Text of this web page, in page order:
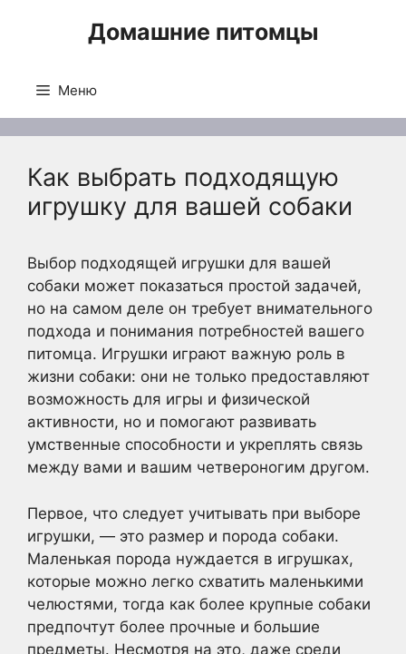
Домашние питомцы
Меню
Как выбрать подходящую
игрушку для вашей собаки
Выбор подходящей игрушки для вашей
собаки может показаться простой задачей,
но на самом деле он требует внимательного
подхода и понимания потребностей вашего
питомца. Игрушки играют важную роль в
жизни собаки: они не только предоставляют
возможность для игры и физической
активности, но и помогают развивать
умственные способности и укреплять связь
между вами и вашим четвероногим другом.
Первое, что следует учитывать при выборе
игрушки, — это размер и порода собаки.
Маленькая порода нуждается в игрушках,
которые можно легко схватить маленькими
челюстями, тогда как более крупные собаки
предпочтут более прочные и большие
предметы. Несмотря на это, даже среди